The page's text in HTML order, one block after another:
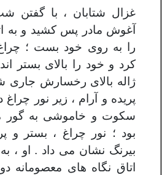
غزال شتابان ، با گفتن
آغوش مادر پس کشید و به
را به روی خود بست ؛
کرد و خود را بالای بستر
ژاله بالای رخسارش
پریده و آرام ، زیر نور چراغ
سکوت و خاموشی به گور
بود ؛ نور چراغ ، بستر و
بیرنگ نشان می داد . او ، به
اتاق نگاه های معصومانه